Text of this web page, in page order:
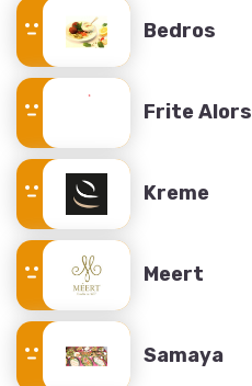
Bedros
Frite Alors
Kreme
Meert
Samaya